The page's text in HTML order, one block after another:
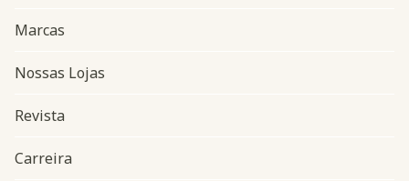
Marcas
Nossas Lojas
Revista
Carreira